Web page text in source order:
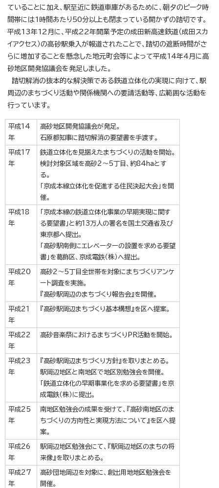
ていることに加え、駅至近に鉄道車庫があるために、朝夕のピーク時
間帯には1時間あたり50分以上も閉まっている開かずの踏切です。
平成13年12月に、平成22年開業予定の成田新高速鉄道（成田スカ
イアクセス）の高砂駅乗入が報道されたことで、踏切の遮断時間がさ
らに増加することを懸念した地元町会等によって平成14年4月に高
砂地区開発協議会を発足しました。
踏切解消の抜本的な解決策である鉄道立体化の実現に向けて、駅
周辺のまちづくり活動や関係機関への要請活動等、広範囲な活動を
行っています。
平成14
年
高砂地区開発協議会が発足。
石原都知事に踏切解消の要望書を手渡す。
平成17
年
鉄道立体化を見据えたまちづくりの活動を開始。
検討対象区域を高砂2～5丁目、約84haとす
る。
「京成本線立体化を促進する住民決起大会」を開
催。
平成18
年
「京成本線の鉄道立体化事業の早期実現に関す
る要望書」と約13万人の署名を国土交通省及び
東京都へ提出。
「高砂駅南側にエレベーターの設置を求める要望
書」を葛飾区、京成電鉄（株）へ提出。
平成20
年
高砂2～5丁目全世帯を対象にまちづくりアンケ
ート調査を実施。
『高砂駅周辺のまちづくり報告会』を開催。
平成21
年
『高砂駅周辺まちづくり基本構想』を区へ提案。
平成22
年
高砂音楽祭におけるまちづくりPR活動を開始。
平成23
年
『高砂駅周辺まちづくり方針』を取りまとめる。
駅周辺地区と南地区で地区別勉強会を開催。
「鉄道立体化の早期事業化を求める要望書」を京
成電鉄（株）に提出。
平成25
年
南地区勉強会の成果を受けて、『高砂南地区のま
ちづくりの方向性と実現方法について』を区へ提
案。
平成26
年
駅周辺地区勉強会にて、『駅周辺地区のまちの将
来像』を取りまとめる。
平成27
年
高砂団地周辺を対象に、創出用地地区勉強会を
開催。